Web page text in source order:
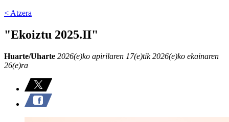
< Atzera
"Ekoiztu 2025.II"
Huarte/Uharte 2026(e)ko apirilaren 17(e)tik 2026(e)ko ekainaren
26(e)ra